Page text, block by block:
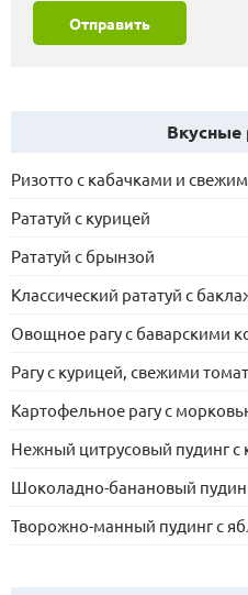
Отправить
Вкусные
Ризотто с кабачками и
Рататуй с курицей
Рататуй с брынзой
Классический рататуй с
Овощное рагу с баварскими
Рагу с курицей, свежими
Картофельное рагу с
Нежный цитрусовый пудинг с
Шоколадно-банановый
Творожно-манный пудинг с